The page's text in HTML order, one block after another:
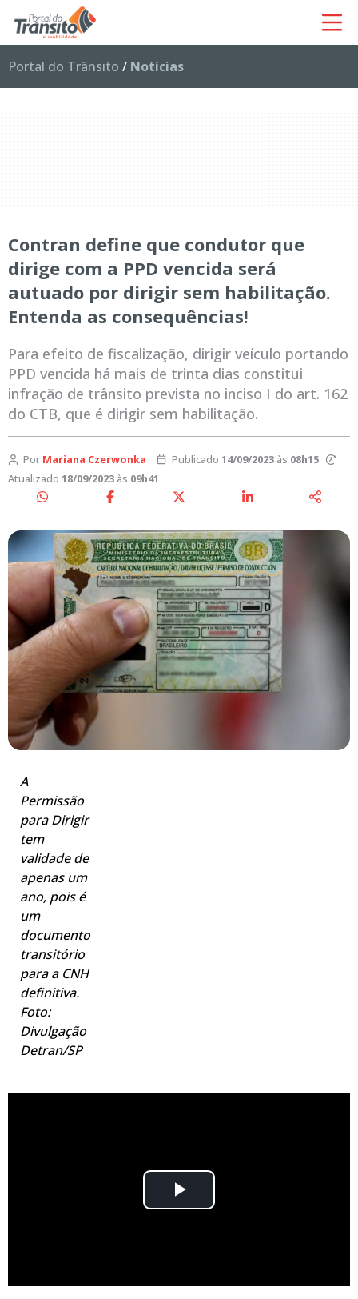
Portal do Trânsito / Notícias
Contran define que condutor que
dirige com a PPD vencida será
autuado por dirigir sem habilitação.
Entenda as consequências!
Para efeito de fiscalização, dirigir veículo portando
PPD vencida há mais de trinta dias constitui
infração de trânsito prevista no inciso I do art. 162
do CTB, que é dirigir sem habilitação.
Por Mariana Czerwonka Publicado 14/09/2023às 08h15
Atualizado 18/09/2023 às 09h41
A
Permissão
para Dirigir
tem
validade de
apenas um
ano, pois é
um
documento
transitório
para a CNH
definitiva.
Foto:
Divulgação
Detran/SP